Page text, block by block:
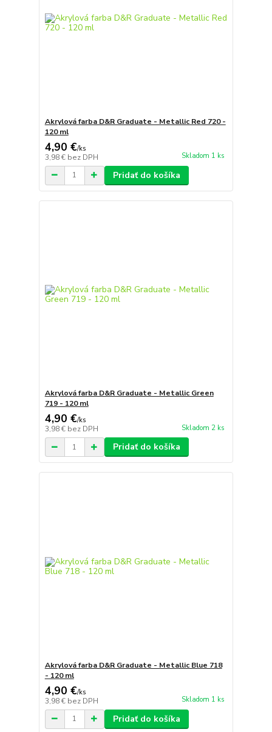
Akrylová farba D&R Graduate - Metallic Red 720 -
120 ml
4,90 €/ks
3,98 € bez DPH Skladom 1 ks
Pridať do košíka
Akrylová farba D&R Graduate - Metallic Green
719 - 120 ml
4,90 €/ks
3,98 € bez DPH Skladom 2 ks
Pridať do košíka
Akrylová farba D&R Graduate - Metallic Blue 718
- 120 ml
4,90 €/ks
3,98 € bez DPH Skladom 1 ks
Pridať do košíka